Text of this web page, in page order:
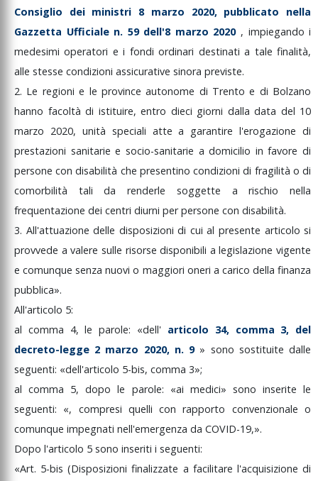
Consiglio dei ministri 8 marzo 2020, pubblicato nella
Gazzetta Ufficiale n. 59 dell'8 marzo 2020 , impiegandoi
medesimioperatori ei fondiordinari destinatia talefinalità,
alle stesse condizioni assicurative sinora previste.
2. Le regionie le provinceautonome di Trentoe di Bolzano
hanno facoltà di istituire, entro dieci giorni dalla data del 10
marzo 2020, unità speciali attea garantirel'erogazione di
prestazioni sanitariee socio-sanitarie adomicilio infavore di
personecondisabilità che presentinocondizionidi fragilità odi
comorbilità talidarenderle soggette arischionella
frequentazione dei centri diurni perpersone con disabilità.
3. All'attuazionedelle disposizionidi cuial presente articolosi
provvede avalere sulle risorsedisponibili alegislazione vigente
ecomunquesenzanuovio maggiori oneri a carico dellafinanza
pubblica».
All'articolo 5:
al comma 4,leparole: «dell' articolo 34, comma 3, del
decreto-legge 2 marzo 2020, n. 9 » sono sostituitedalle
seguenti: «dell'articolo 5-bis, comma 3»;
alcomma 5,dopole parole: «ai medici» sono inseritele
seguenti: «, compresi quelliconrapporto convenzionaleo
comunque impegnati nell'emergenza da COVID-19,».
Dopo l'articolo 5 sono inseriti i seguenti:
«Art. 5-bis(Disposizionifinalizzate a facilitare l'acquisizionedi